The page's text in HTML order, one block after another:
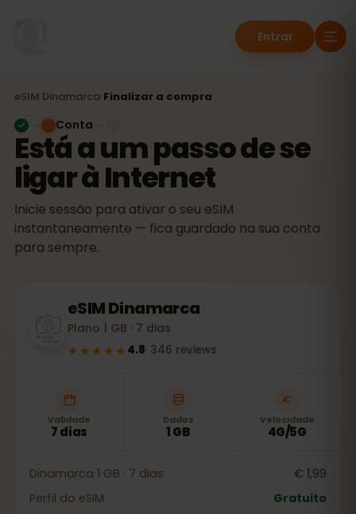
Entrar
eSIM Dinamarca Finalizar a compra
Está a um passo de se
ligar à Internet
Inicie sessão para ativar o seu eSIM
instantaneamente — fica guardado na sua conta
para sempre.
Conta
eSIMDinamarca
Plano 1 GB · 7 dias
★★★★★ 4.8· 346 reviews
Validade
7 dias
Dados
1 GB
Velocidade
4G/5G
Dinamarca 1 GB · 7 dias
€ 1,99
Perfil do eSIM
Gratuito